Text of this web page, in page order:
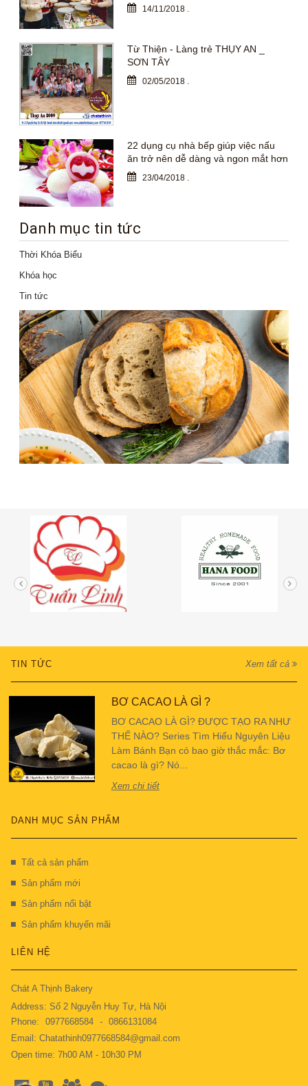
14/11/2018 .
Từ Thiện - Làng trẻ THỤY AN _
SƠN TÂY
02/05/2018 .
22 dụng cụ nhà bếp giúp việc nấu
ăn trở nên dễ dàng và ngon mắt hơn
23/04/2018 .
Danh mục tin tức
Thời Khóa Biểu
Khóa học
Tin tức
TIN TỨC Xem tất cả
BƠ CACAO LÀ GÌ ?
BƠ CACAO LÀ GÌ? ĐƯỢC TẠO RA NHƯ
THẾ NÀO? Series Tìm Hiểu Nguyên Liệu
Làm Bánh Bạn có bao giờ thắc mắc: Bơ
cacao là gì? Nó...
Xem chi tiết
DANH MỤC SẢN PHẨM
Tất cả sản phẩm
Sản phẩm mới
Sản phẩm nổi bật
Sản phẩm khuyến mãi
LIÊN HỆ
Chát A Thịnh Bakery
Address: Số 2 Nguyễn Huy Tự, Hà Nội
Phone:
0977668584 -
0866131084
Email: Chatathinh0977668584@gmail.com
Open time: 7h00 AM - 10h30 PM